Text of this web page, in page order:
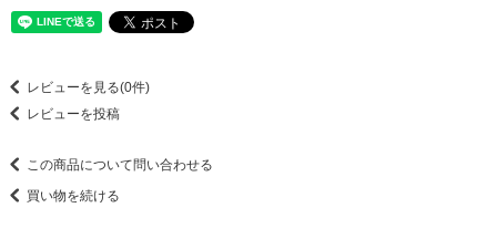
レビューを見る(0件)
レビューを投稿
この商品について問い合わせる
買い物を続ける